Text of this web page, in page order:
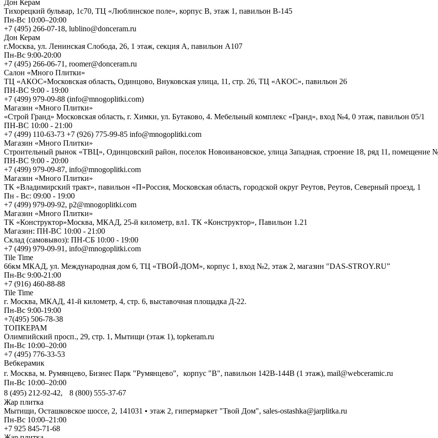
Дон Керам
Тихорецкий бульвар, 1с70, ТЦ «Люблинское поле», корпус В, этаж 1, павильон В-145
Пн-Вс 10:00–20:00
+7 (495) 266-07-18, lublino@donceram.ru
Дон Керам
г.Москва, ул. Ленинская Слобода, 26, 1 этаж, секция А, павильон А107
Пн-Вс 9:00-20:00
+7 (495) 266-06-71, roomer@donceram.ru
Салон «Много Плитки»
ТЦ «АКОС»Московская область, Одинцово, Внуковская улица, 11, стр. 26, ТЦ «АКОС», павильон 26
ПН-ВС 9:00 - 19:00
+7 (499) 979-09-88 (info@mnogoplitki.com)
Магазин «Много Плитки»
«Строй Гранд» Московская область, г. Химки, ул. Бутаково, 4. Мебельный комплекс «Гранд», вход №4, 0 этаж, павильон 05/1
ПН-ВС 10:00 - 21:00
+7 (499) 110-63-73 +7 (926) 775-99-85 info@mnogoplitki.com
Магазин «Много Плитки»
Cтроительный рынок «ТВЦ», Одинцовский район, поселок Новоивановское, улица Западная, строение 18, ряд 11, помещение
ПН-ВС 9:00 - 20:00
+7 (499) 979-09-87, info@mnogoplitki.com
Магазин «Много Плитки»
ТК «Владимирский тракт», павильон «П»Россия, Московская область, городской округ Реутов, Реутов, Северный проезд, 1
Пн - Вс: 09:00 - 19:00
+7 (499) 979-09-92, p2@mnogoplitki.com
Магазин «Много Плитки»
ТК «Конструктор»Москва, МКАД, 25-й километр, вл1. ТК «Конструктор», Павильон 1.21
Магазин: ПН-ВС 10:00 - 21:00
Склад (самовывоз): ПН-СБ 10:00 - 19:00
+7 (499) 979-09-91, info@mnogoplitki.com
Tile Time
66км МКАД, ул. Международная дом 6, ТЦ «ТВОЙ-ДОМ», корпус 1, вход №2, этаж 2, магазин "DAS-STROY.RU”
Пн-Вс 9:00-21:00
+7 (916) 460-88-88
Tile Time
г. Москва, МКАД, 41-й километр, 4, стр. 6, выставочная площадка Д-22.
Пн-Вс 9:00-19:00
+7(495) 506-78-38
ТОПКЕРАМ
Олимпийский просп., 29, стр. 1, Мытищи (этаж 1), topkeram.ru
Пн-Вс 10:00–20:00
+7 (495) 776-33-53
Вебкерамик
г. Москва, м. Румянцево, Бизнес Парк "Румянцево", корпус "В", павильон 142В-144В (1 этаж), mail@webceramic.ru
Пн-Вс 10:00–20:00
8 (495) 212-92-42, 8 (800) 555-37-67
Жар плитка
Мытищи, Осташковское шоссе, 2, 141031 • этаж 2, гипермаркет "Твой Дом", sales-ostashka@jarplitka.ru
Пн-Вс 10:00–21:00
+7 925 845-71-68